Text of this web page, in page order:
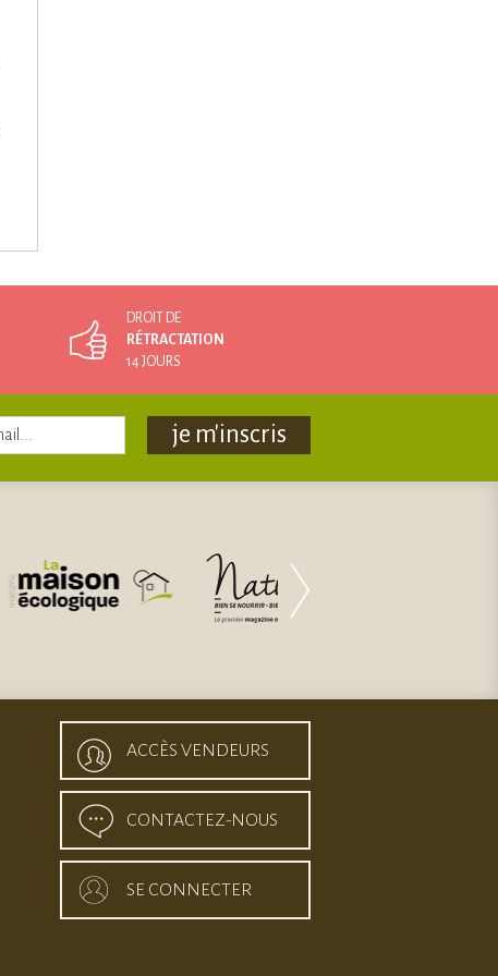
DROIT DE
RÉTRACTATION
14 JOURS
je m'inscris
ACCÈS VENDEURS
CONTACTEZ-NOUS
SE CONNECTER